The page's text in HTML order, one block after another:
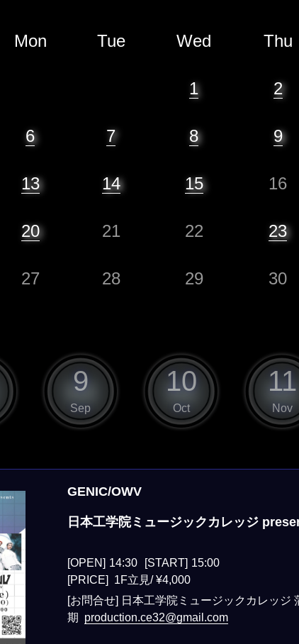
Mon Tue Wed Thu
1 2
6 7 8 9
13 14 15 16
20 21 22 23
27 28 29 30
9
Sep
10
Oct
11
Nov
GENIC/OWV
日本工学院ミュージックカレッジ
[OPEN] 14:30 [START] 15:00
[PRICE] 1F立見/ ¥4,000
[お問合せ] 日本工学院ミュージックカレッジ
期
production.ce32@gmail.com